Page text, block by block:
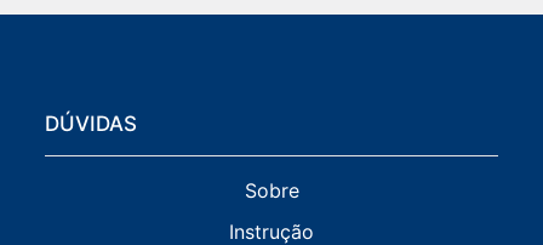
DÚVIDAS
Sobre
Instrução